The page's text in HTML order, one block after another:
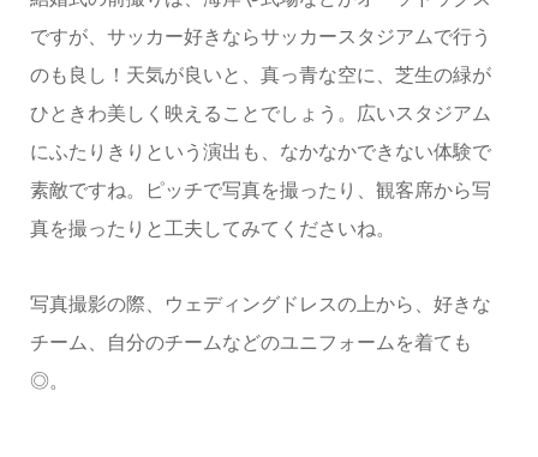
ですが、サッカー好きならサッカースタジアムで行う
のも良し！天気が良いと、真っ青な空に、芝生の緑が
ひときわ美しく映えることでしょう。広いスタジアム
にふたりきりという演出も、なかなかできない体験で
素敵ですね。ピッチで写真を撮ったり、観客席から写
真を撮ったりと工夫してみてくださいね。
写真撮影の際、ウェディングドレスの上から、好きな
チーム、自分のチームなどのユニフォームを着ても
◎。